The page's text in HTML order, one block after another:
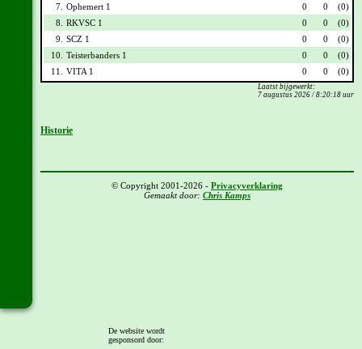
7. Ophemert 1 0 0
(0)
8.
RKVSC 1 0 0
(0)
9.
SCZ 1 0 0
(0)
10.
Teisterbanders 1 0 0
(0)
11.
VITA 1 0 0 (0)
Laatst bijgewerkt:
7 augustus 2026 / 8:20:18 uur
Historie
© Copyright 2001-2026 - Privacyverklaring
Gemaakt door: Chris Kamps
De website wordt
gesponsord door: